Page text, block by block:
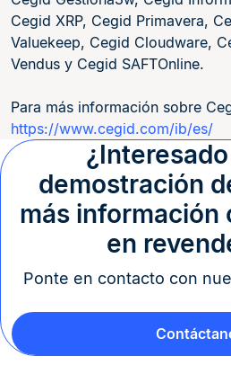
Cegid XRP, Cegid Primavera,
Valuekeep, Cegid Cloudware,
Vendus y Cegid SAFTOnline.
Para más información sobre
https://www.cegid.com/ib/es/
demostración
más
en
Ponte en contacto con